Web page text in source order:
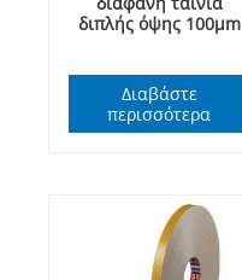
διπλής όψης 100μm
Διαβάστε
περισσότερα